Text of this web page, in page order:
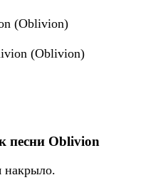
(Oblivion)
(Oblivion)
песни Oblivion
накрыло.